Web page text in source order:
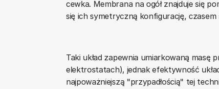
cewka. Membrana na ogół znajduje się
się ich symetryczną konfigurację,
Taki układ zapewnia umiarkowaną
elektrostatach), jednak efektywność
najpoważniejszą "przypadłością" tej